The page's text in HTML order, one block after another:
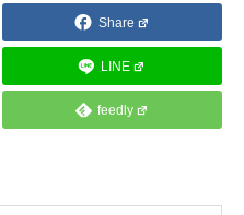
Share
LINE
feedly